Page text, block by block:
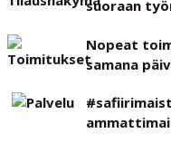
suoraan
Nopeat
samana